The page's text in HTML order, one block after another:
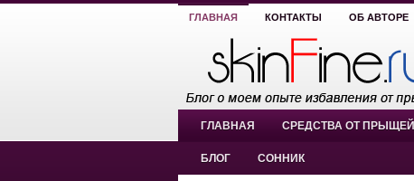
ГЛАВНАЯ КОНТАКТЫ ОБ АВТОРЕ
ГЛАВНАЯ СРЕДСТВА ОТ ПРЫЩЕЙ
БЛОГ СОННИК